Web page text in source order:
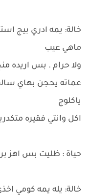
خالة: يمه ادري بيج
ماهي عيب
ولا حرام . بس اريده
عماته يحجن بهاي
ياكلوج
اكل وانتي فقيره
حياة : ظليت بس اهز
خالة: يله يمه كومي